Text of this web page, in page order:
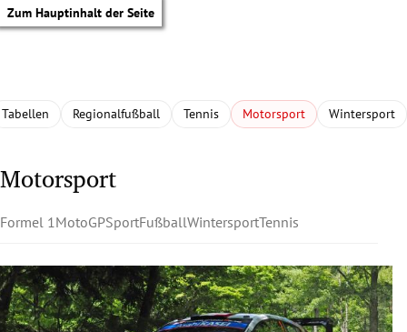
Zum Hauptinhalt der Seite
Tabellen Regionalfußball Tennis Motorsport Wintersport
Motorsport
Formel 1 MotoGPSportFußballWintersportTennis